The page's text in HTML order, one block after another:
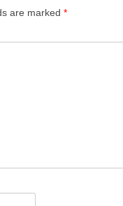
are marked *